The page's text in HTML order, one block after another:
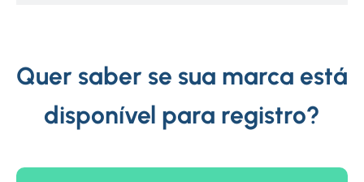
Quer saber se sua marca está
disponível para registro?